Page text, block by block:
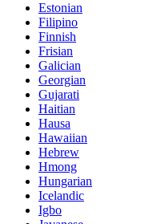
Estonian
Filipino
Finnish
Frisian
Galician
Georgian
Gujarati
Haitian
Hausa
Hawaiian
Hebrew
Hmong
Hungarian
Icelandic
Igbo